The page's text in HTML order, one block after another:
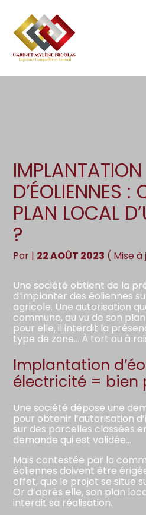
Aller
au
contenu
Création d’entreprise
Gestion au quotidien
Gestion
Compta
IMPLANTATION
D’ÉOLIENNES :
PLAN LOCAL
?
Par | 22 AOÛT 2023 ( Mise à
Une société obtient de la
d’implanter des éoliennes
agricole. Une autorisation
commune, au vu de son
pour elle, il interdit la
type de zone… À tort ou à
Implantation
électricité = bien
Une société dépose une
pour obtenir l’autorisation
sur des parcelles classées
demande qui est validée…
Mais contestée par la
éoliennes doivent être
effet, que le projet se situe
Or d’après elle, son plan
interdit sa réalisation.